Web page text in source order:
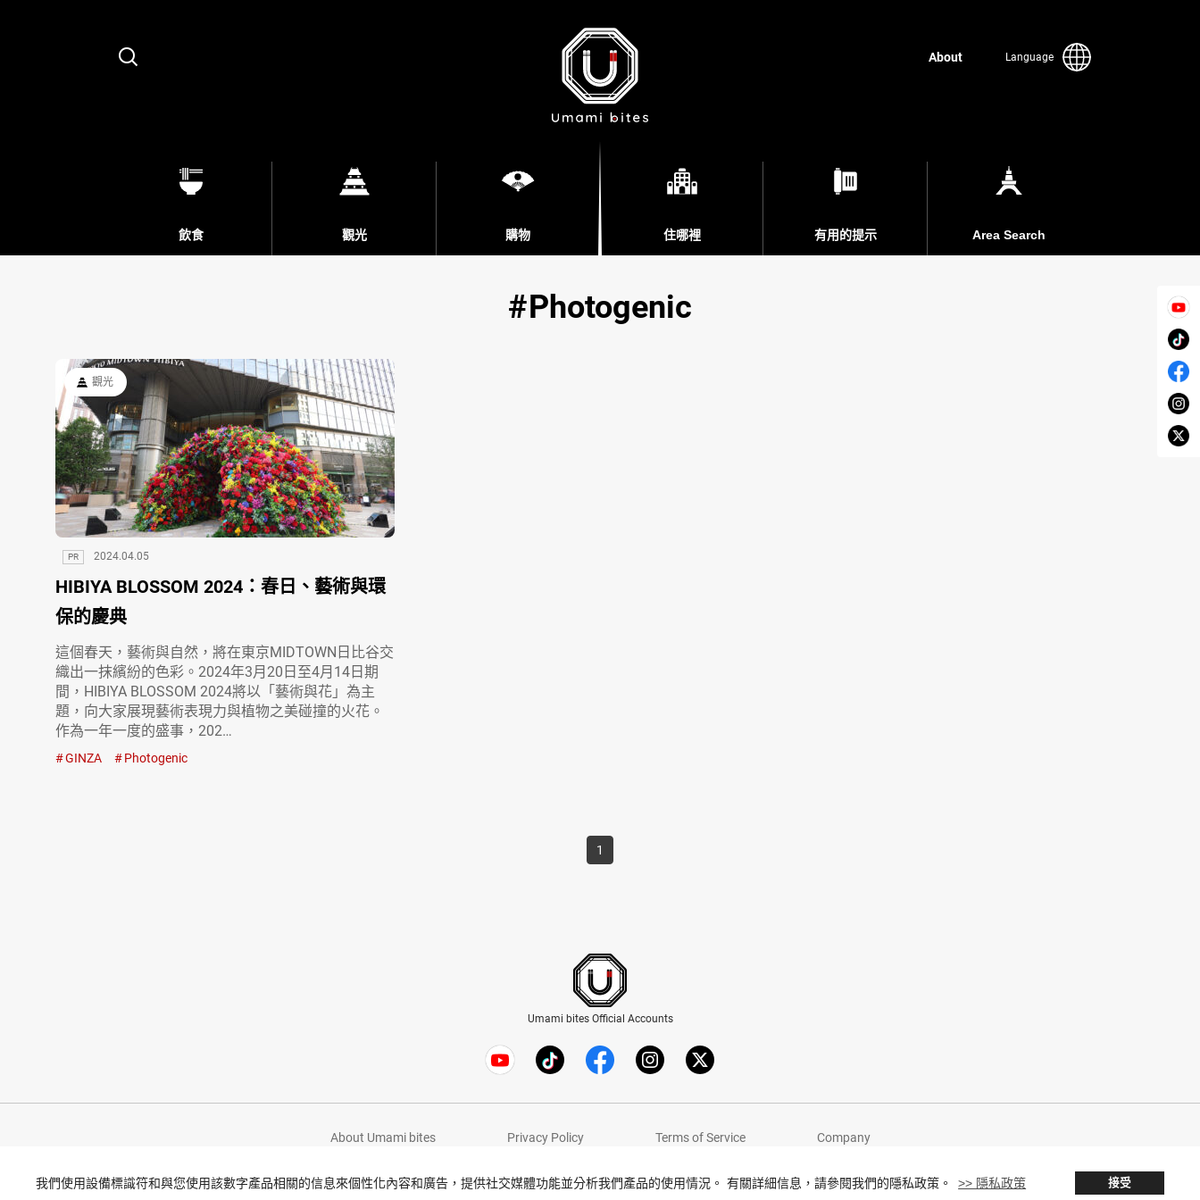
我們使用設備標識符和與您使用該數字產品相關的信息來個性化內容和廣告，提供社交媒體功能並分析我們產品的使用情況。 有關詳細信息，請參閱我們的隱私政策。 >> 隱私政策 接受
Search
About Language
飲食 觀光 購物 住哪裡 有用的提示 Area Search
Photogenic
觀光
PR 2024.04.05
HIBIYA BLOSSOM 2024：春日、藝術與環
保的慶典
這個春天，藝術與自然，將在東京MIDTOWN日比谷交
織出一抹繽紛的色彩。2024年3月20日至4月14日期
間，HIBIYA BLOSSOM 2024將以「藝術與花」為主
題，向大家展現藝術表現力與植物之美碰撞的火花。
作為一年一度的盛事，202…
GINZA Photogenic
1
Umami bites Official Accounts
About Umami bites Privacy Policy Terms of Service Company